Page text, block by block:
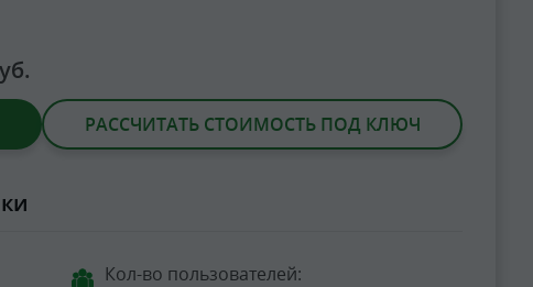
РАССЧИТАТЬ СТОИМОСТЬ ПОД КЛЮЧ
Кол-во пользователей: